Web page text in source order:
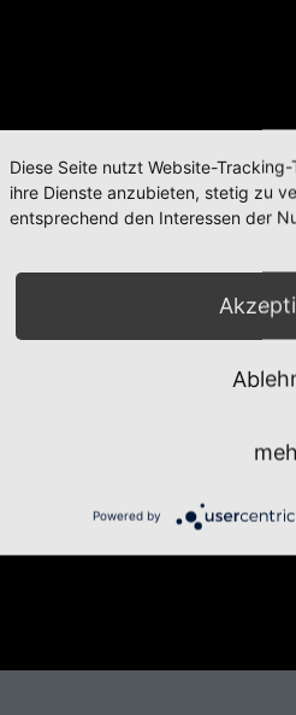
Diese Seite nutzt Website-
ihre Dienste anzubieten, stetig zu
entsprechend den Interessen der
Powered by